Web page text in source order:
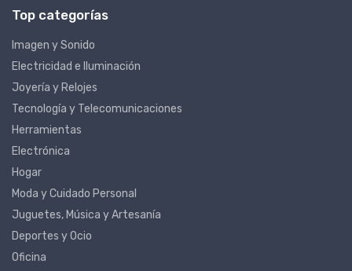
Top categorías
Imagen y Sonido
Electricidad e Iluminación
Joyería y Relojes
Tecnología y Telecomunicaciones
Herramientas
Electrónica
Hogar
Moda y Cuidado Personal
Juguetes, Música y Artesanía
Deportes y Ocio
Oficina